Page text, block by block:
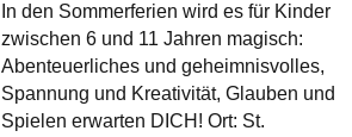
In den Sommerferien wird es für Kinder
zwischen 6 und 11 Jahren magisch:
Abenteuerliches und geheimnisvolles,
Spannung und Kreativität, Glauben und
Spielen erwarten DICH! Ort: St.